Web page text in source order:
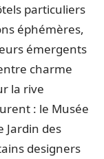
particuliers
éphémères,
émergents
charme
la rive
: le Musée
Jardin des
designers